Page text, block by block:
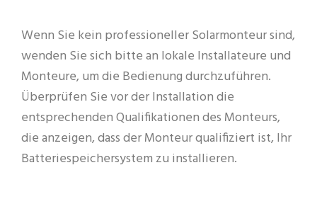
Wenn Sie kein professioneller Solarmonteur sind,
wenden Sie sich bitte an lokale Installateure und
Monteure, um die Bedienung durchzuführen.
Überprüfen Sie vor der Installation die
entsprechenden Qualifikationen des Monteurs,
die anzeigen, dass der Monteur qualifiziert ist, Ihr
Batteriespeichersystem zu installieren.